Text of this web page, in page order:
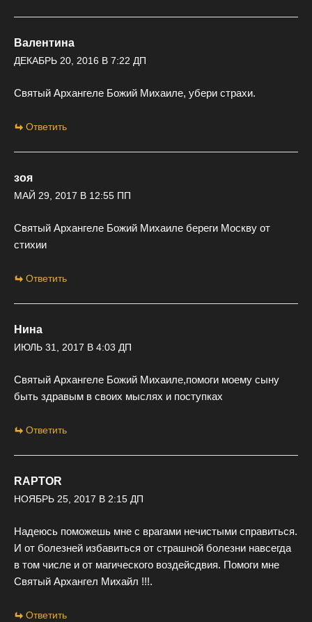
Валентина
ДЕКАБРЬ 20, 2016 В 7:22 ДП
Святый Архангеле Божий Михаиле, убери страхи.
Ответить
зоя
МАЙ 29, 2017 В 12:55 ПП
Святый Архангеле Божий Михаиле береги Москву от
стихии
Ответить
Нина
ИЮЛЬ 31, 2017 В 4:03 ДП
Святый Архангеле Божий Михаиле,помоги моему сыну
быть здравым в своих мыслях и поступках
Ответить
RAPTOR
НОЯБРЬ 25, 2017 В 2:15 ДП
Надеюсь поможешь мне с врагами нечистыми справиться.
И от болезней избавиться от страшной болезни навсегда
в том числе и от магического воздейсдвия. Помоги мне
Святый Архангел Михайл !!!.
Ответить